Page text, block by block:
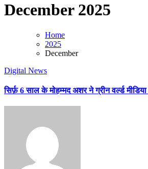
December 2025
Home
2025
December
Digital News
सिर्फ़ 6 साल के मोहम्मद अशर ने ग्रीन वर्ल्ड